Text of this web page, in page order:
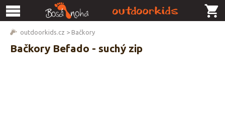
outdoorkids.cz > Bačkory
Bačkory Befado - suchý zip